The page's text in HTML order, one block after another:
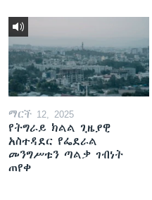
ማርች 12, 2025
የትግራይ ክልል ጊዜያዊ
አስተዳደር የፌደራል
መንግሥቱን ጣልቃ ገብነት
ጠየቀ